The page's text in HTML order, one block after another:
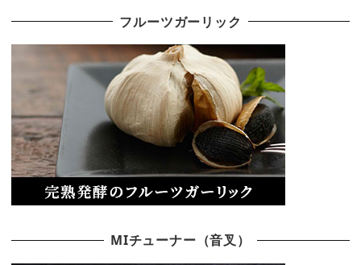
フルーツガーリック
MIチューナー（音叉）